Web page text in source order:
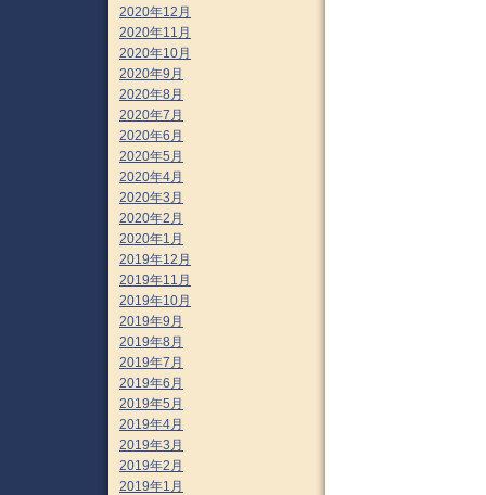
2020年12月
2020年11月
2020年10月
2020年9月
2020年8月
2020年7月
2020年6月
2020年5月
2020年4月
2020年3月
2020年2月
2020年1月
2019年12月
2019年11月
2019年10月
2019年9月
2019年8月
2019年7月
2019年6月
2019年5月
2019年4月
2019年3月
2019年2月
2019年1月